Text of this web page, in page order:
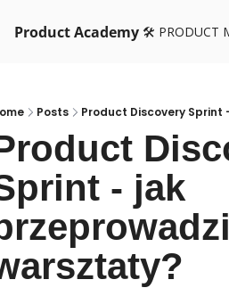
Product Academy 🛠️ PRODUCT
Posts Product Discovery
- jak